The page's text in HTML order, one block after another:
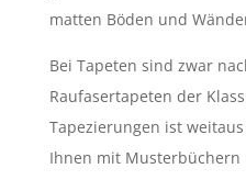
matten Böden und
Bei Tapeten sind zwar
Raufasertapeten der
Tapezierungen ist
Ihnen mit Musterbüchern